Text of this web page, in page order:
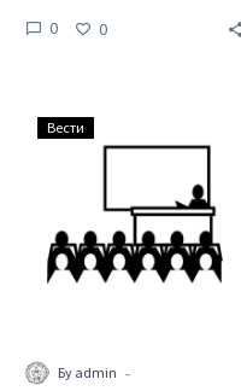
0 0
Вести
Бy admin -